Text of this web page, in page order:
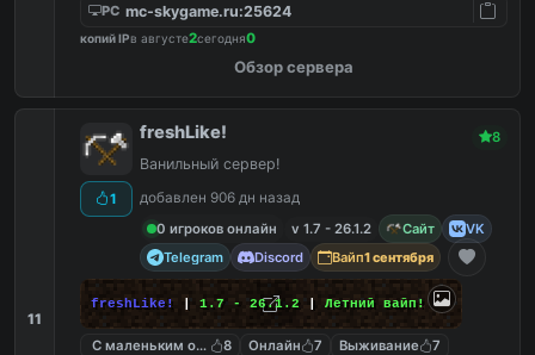
PC mc-skygame.ru:25624
копий IPв августе2сегодня0
Обзор сервера
11
1
freshLike! 8
Ванильный сервер!
добавлен 906 дн назад
0 игроков онлайн
v 1.7 - 26.1.2 Сайт
VK
Telegram
Discord Вайп1 сентября
freshLike! 1.7 - 26.1.2 | Летний вайп!
С маленьким онлайном
8 Онлайн 7 Выживание
7